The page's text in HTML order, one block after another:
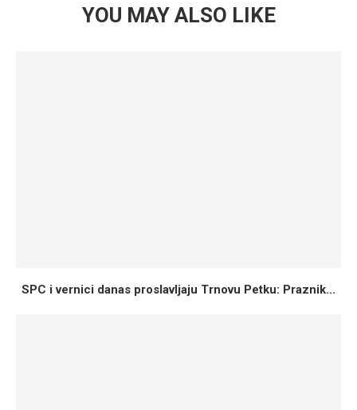
YOU MAY ALSO LIKE
SPC i vernici danas proslavljaju Trnovu Petku: Praznik...